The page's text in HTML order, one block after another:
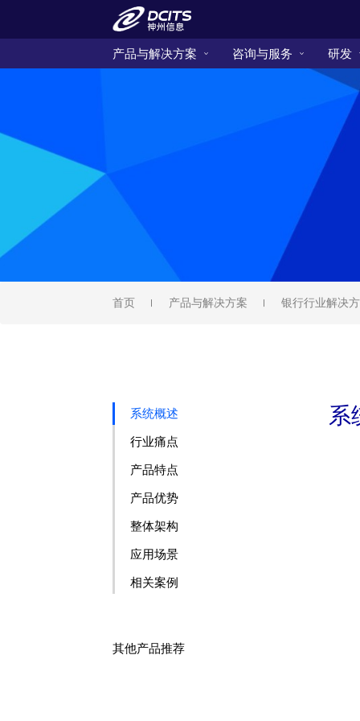
产品与解决方案 咨询与服务 研发
首页 产品与解决方案 银行行业解决
系
系统概述
行业痛点
产品特点
产品优势
整体架构
应用场景
相关案例
其他产品推荐